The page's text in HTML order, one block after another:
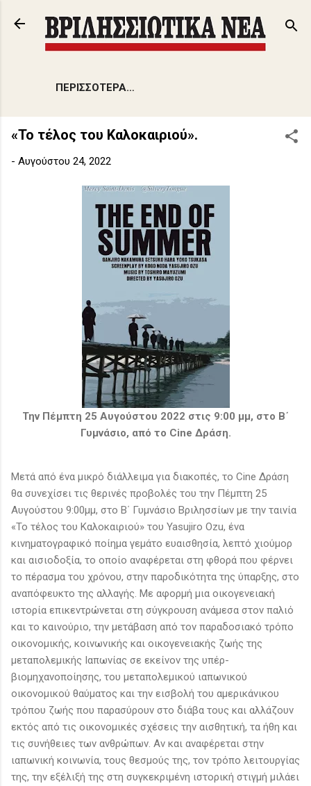
Μετάβαση στο κύριο περιεχόμενο
ΠΕΡΙΣΣΌΤΕΡΑ…
«Το τέλος του Καλοκαιριού».
- Αυγούστου 24, 2022
Την Πέμπτη 25 Αυγούστου 2022 στις 9:00 μμ, στο Β΄
Γυμνάσιο, από το Cine Δράση.
Μετά από ένα μικρό διάλλειμα για διακοπές, το Cine Δράση
θα συνεχίσει τις θερινές προβολές του την Πέμπτη 25
Αυγούστου 9:00μμ, στο Β΄ Γυμνάσιο Βριλησσίων με την ταινία
«Το τέλος του Καλοκαιριού» του Yasujiro Ozu, ένα
κινηματογραφικό ποίημα γεμάτο ευαισθησία, λεπτό χιούμορ
και αισιοδοξία, το οποίο αναφέρεται στη φθορά που φέρνει
το πέρασμα του χρόνου, στην παροδικότητα της ύπαρξης, στο
αναπόφευκτο της αλλαγής. Με αφορμή μια οικογενειακή
ιστορία επικεντρώνεται στη σύγκρουση ανάμεσα στον παλιό
και το καινούριο, την μετάβαση από τον παραδοσιακό τρόπο
οικονομικής, κοινωνικής και οικογενειακής ζωής της
μεταπολεμικής Ιαπωνίας σε εκείνον της υπέρ-
βιομηχανοποίησης, του μεταπολεμικού ιαπωνικού
οικονομικού θαύματος και την εισβολή του αμερικάνικου
τρόπου ζωής που παρασύρουν στο διάβα τους και αλλάζουν
εκτός από τις οικονομικές σχέσεις την αισθητική, τα ήθη και
τις συνήθειες των ανθρώπων. Αν και αναφέρεται στην
ιαπωνική κοινωνία, τους θεσμούς της, τον τρόπο λειτουργίας
της, την εξέλιξή της στη συγκεκριμένη ιστορική στιγμή μιλάει